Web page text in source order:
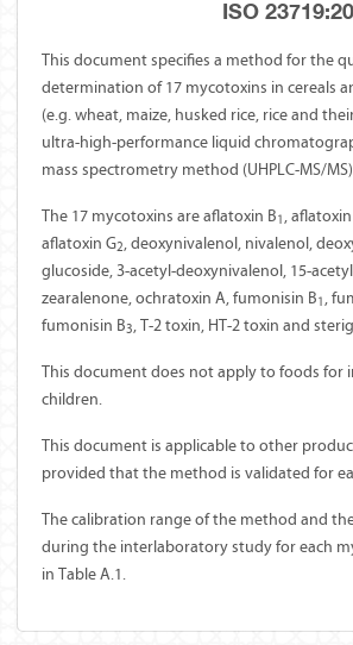
This document specifies a method for the
determination of 17 mycotoxins in cereals
(e.g. wheat, maize, husked rice, rice and
ultra-high-performance liquid
mass spectrometry method (UHPLC-MS/
The 17 mycotoxins are aflatoxin B1 , aflatoxin
aflatoxin G2, deoxynivalenol, nivalenol,
glucoside, 3-acetyl-deoxynivalenol, 15-
zearalenone, ochratoxin A, fumonisin B1 ,
fumonisin B3, T-2 toxin, HT-2 toxin and
This document does not apply to foods for
children.
This document is applicable to other
provided that the method is validated for
The calibration range of the method and
during the interlaboratory study for each
in Table A.1.